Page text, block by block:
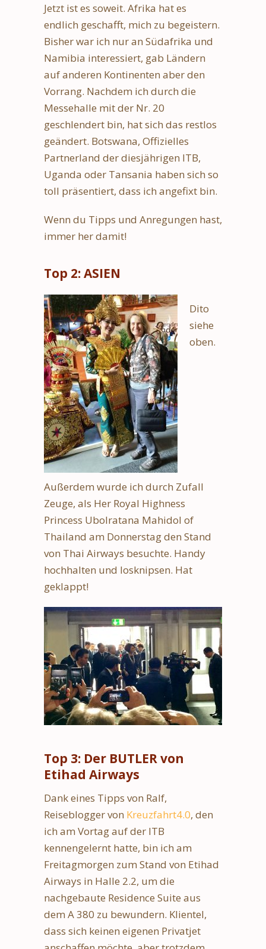
Jetzt ist es soweit. Afrika hat es
endlich geschafft, mich zu begeistern.
Bisher war ich nur an Südafrika und
Namibia interessiert, gab Ländern
auf anderen Kontinenten aber den
Vorrang. Nachdem ich durch die
Messehalle mit der Nr. 20
geschlendert bin, hat sich das restlos
geändert. Botswana, Offizielles
Partnerland der diesjährigen ITB,
Uganda oder Tansania haben sich so
toll präsentiert, dass ich angefixt bin.
Wenn du Tipps und Anregungen hast,
immer her damit!
Top 2: ASIEN
Dito
siehe
oben.
Außerdem wurde ich durch Zufall
Zeuge, als Her Royal Highness
Princess Ubolratana Mahidol of
Thailand am Donnerstag den Stand
von Thai Airways besuchte. Handy
hochhalten und losknipsen. Hat
geklappt!
Top 3: Der BUTLER von
Etihad Airways
Dank eines Tipps von Ralf,
Reiseblogger von Kreuzfahrt4.0, den
ich am Vortag auf der ITB
kennengelernt hatte, bin ich am
Freitagmorgen zum Stand von Etihad
Airways in Halle 2.2, um die
nachgebaute Residence Suite aus
dem A 380 zu bewundern. Klientel,
dass sich keinen eigenen Privatjet